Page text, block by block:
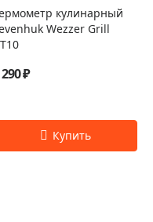
кулинарный
Wezzer Grill
₽